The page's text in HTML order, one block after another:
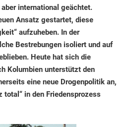
international geächtet.
Ansatz gestartet, diese
aufzuheben. In der
Bestrebungen isoliert und auf
Heute hat sich die
Kolumbien unterstützt den
eine neue Drogenpolitik an,
total“ in den Friedensprozess